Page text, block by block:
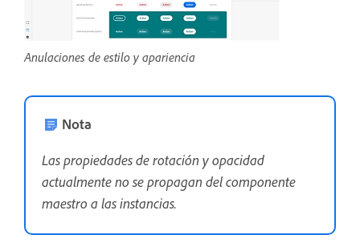
Anulaciones de estilo y apariencia
Nota
Las propiedades de rotación y opacidad
actualmente no se propagan del componente
maestro a las instancias.